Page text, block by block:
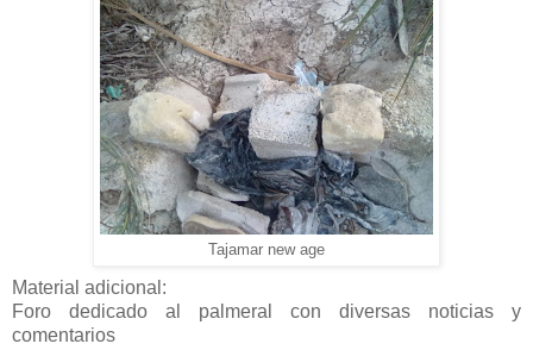
Tajamar new age
Material adicional:
Foro dedicado al palmeral con diversas noticias y
comentarios